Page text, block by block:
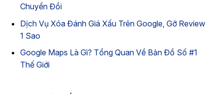
Chuyển Đổi
Dịch Vụ Xóa Đánh Giá Xấu Trên Google, Gỡ Review
1 Sao
Google Maps Là Gì? Tổng Quan Về Bản Đồ Số #1
Thế Giới